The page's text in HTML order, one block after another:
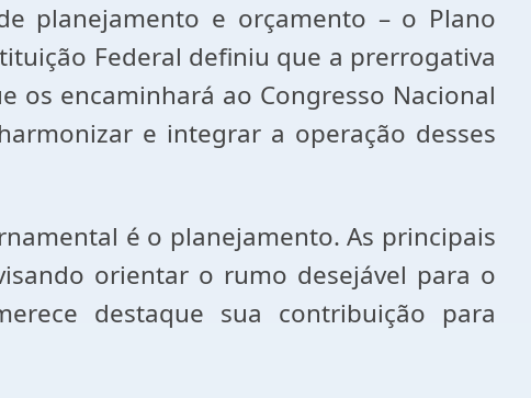
e orçamento – o Plano
Federal definiu que a prerrogativa
os encaminhará ao Congresso Nacional
e integrar a operação desses
é o planejamento. As principais
orientar o rumo desejável para o
destaque sua contribuição para